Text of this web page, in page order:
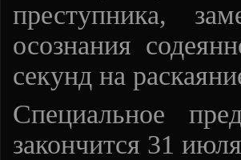
преступника,
осознания
секунд на
Специальное
закончится 31